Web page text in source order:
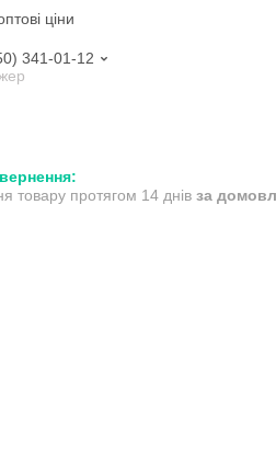
ціни
341-01-12
товару протягом 14 днів за